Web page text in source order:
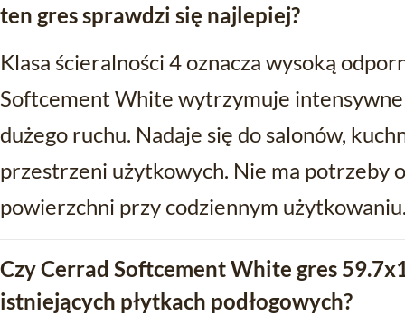
ten gres sprawdzi się najlepiej?
Klasa ścieralności 4 oznacza wysoką
Softcement White wytrzymuje
dużego ruchu. Nadaje się do salonów,
przestrzeni użytkowych. Nie ma potrzeby
powierzchni przy codziennym
Czy Cerrad Softcement White gres
istniejących płytkach podłogowych?